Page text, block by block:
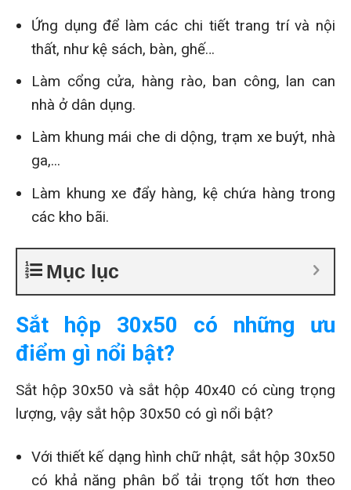
Ứng dụng để làm các chi tiết trang trí và nội
thất, như kệ sách, bàn, ghế…
Làm cổng cửa, hàng rào, ban công, lan can
nhà ở dân dụng.
Làm khung mái che di dộng, trạm xe buýt, nhà
ga,...
Làm khung xe đẩy hàng, kệ chứa hàng trong
các kho bãi.
Mục lục
Sắt hộp 30x50 có những ưu
điểm gì nổi bật?
Sắt hộp 30x50 và sắt hộp 40x40 có cùng trọng
lượng, vậy sắt hộp 30x50 có gì nổi bật?
Với thiết kế dạng hình chữ nhật, sắt hộp 30x50
có khả năng phân bổ tải trọng tốt hơn theo